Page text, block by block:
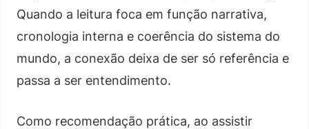
Quando a leitura foca em função narrativa,
cronologia interna e coerência do sistema do
mundo, a conexão deixa de ser só referência e
passa a ser entendimento.
Como recomendação prática, ao assistir